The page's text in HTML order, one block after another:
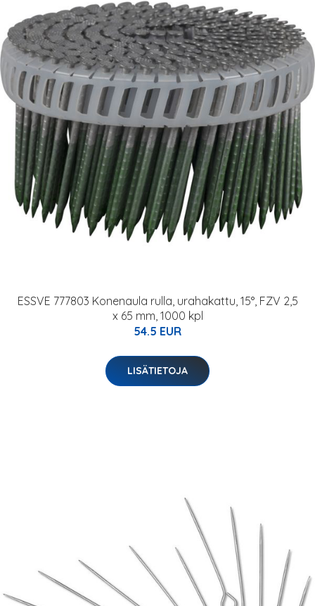
ESSVE 777803 Konenaula rulla, urahakattu, 15°, FZV 2,5
x 65 mm, 1000 kpl
54.5 EUR
LISÄTIETOJA